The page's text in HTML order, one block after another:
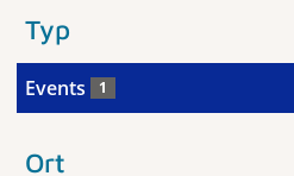
Typ
Events 1
Ort